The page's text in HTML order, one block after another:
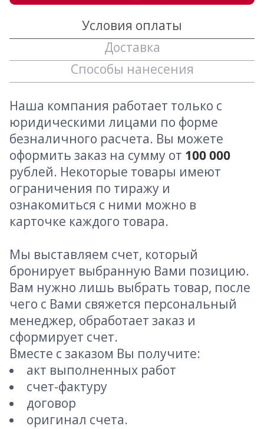
Условия оплаты
Доставка
Способы нанесения
Наша компания работает только с
юридическими лицами по форме
безналичного расчета. Вы можете
оформить заказ на сумму от 100 000
рублей. Некоторые товары имеют
ограничения по тиражу и
ознакомиться с ними можно в
карточке каждого товара.
Мы выставляем счет, который
бронирует выбранную Вами позицию.
Вам нужно лишь выбрать товар, после
чего с Вами свяжется персональный
менеджер, обработает заказ и
сформирует счет.
Вместе с заказом Вы получите:
акт выполненных работ
счет-фактуру
договор
оригинал счета.